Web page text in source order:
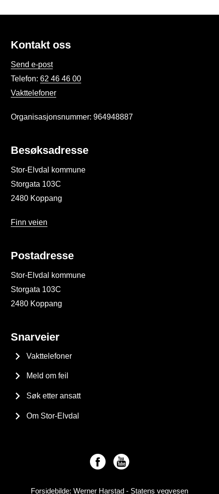
Kontakt oss
Send e-post
Telefon:62 46 46 00
Vakttelefoner
Organisasjonsnummer: 964948887
Besøksadresse
Stor-Elvdal kommune
Storgata 103C
2480 Koppang
Finn veien
Postadresse
Stor-Elvdal kommune
Storgata 103C
2480 Koppang
Snarveier
Vakttelefoner
Meld om feil
Søk etter ansatt
Om Stor-Elvdal
Forsidebilde: Werner Harstad - Statens vegvesen